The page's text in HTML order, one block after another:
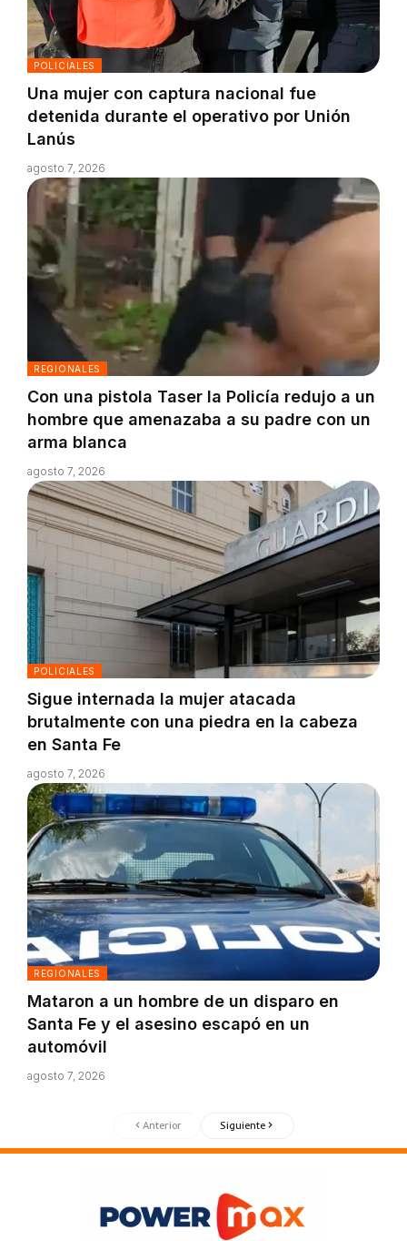
POLICIALES
Una mujer con captura nacional fue
detenida durante el operativo por Unión
Lanús
agosto 7, 2026
REGIONALES
Con una pistola Taser la Policía redujo a un
hombre que amenazaba a su padre con un
arma blanca
agosto 7, 2026
POLICIALES
Sigue internada la mujer atacada
brutalmente con una piedra en la cabeza
en Santa Fe
agosto 7, 2026
REGIONALES
Mataron a un hombre de un disparo en
Santa Fe y el asesino escapó en un
automóvil
agosto 7, 2026
Anterior Siguiente